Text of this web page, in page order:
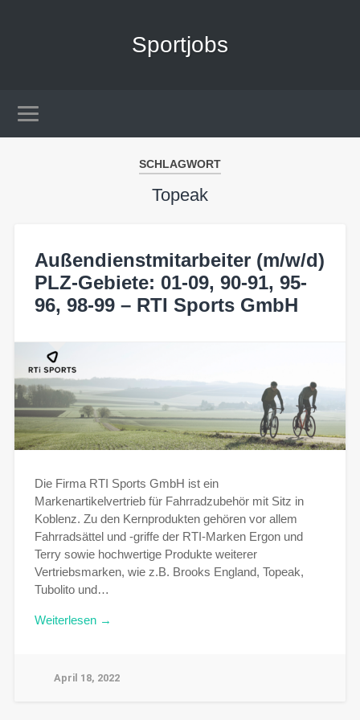
Sportjobs
SCHLAGWORT
Topeak
Außendienstmitarbeiter (m/w/d)
PLZ-Gebiete: 01-09, 90-91, 95-
96, 98-99 – RTI Sports GmbH
Die Firma RTI Sports GmbH ist ein
Markenartikelvertrieb für Fahrradzubehör mit Sitz in
Koblenz. Zu den Kernprodukten gehören vor allem
Fahrradsättel und -griffe der RTI-Marken Ergon und
Terry sowie hochwertige Produkte weiterer
Vertriebsmarken, wie z.B. Brooks England, Topeak,
Tubolito und…
Weiterlesen →
April 18, 2022